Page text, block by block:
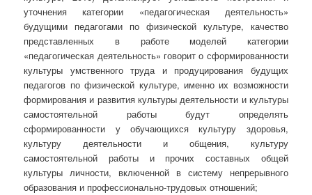
уточнения категории «педагогическая деятельность»
будущими педагогами по физической культуре, качество
представленных в работе моделей категории
«педагогическая деятельность» говорит о сформированности
культуры умственного труда и продуцирования будущих
педагогов по физической культуре, именно их возможности
формирования и развития культуры деятельности и культуры
самостоятельной работы будут определять
сформированности у обучающихся культуру здоровья,
культуру деятельности и общения, культуру
самостоятельной работы и прочих составных общей
культуры личности, включенной в систему непрерывного
образования и профессионально-трудовых отношений;